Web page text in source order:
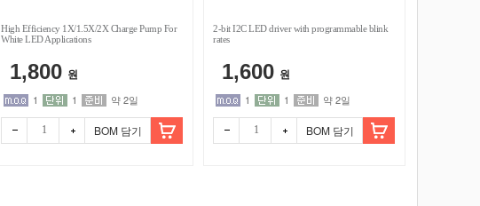
빼기 더하 빼기 더하
High Efficiency 1X/1.5X/2X Charge Pump For
White LED Applications
1,800 원
1 1 약 2일
BOM 담기
2-bit I2C LED driver with programmable blink
rates
1,600 원
1 1 약 2일
BOM 담기